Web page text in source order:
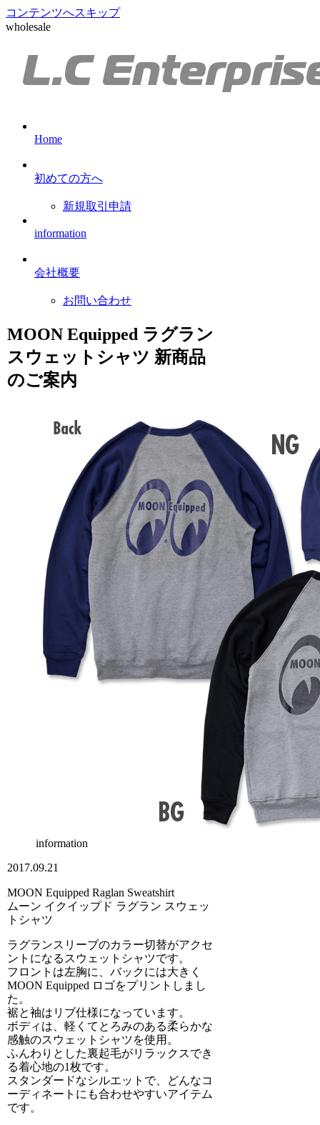
コンテンツへスキップ
wholesale
Home
初めての方へ
新規取引申請
information
会社概要
お問い合わせ
MOON Equipped ラグラン
スウェットシャツ 新商品
のご案内
information
2017.09.21
MOON Equipped Raglan Sweatshirt
ムーン イクイップド ラグラン スウェッ
トシャツ
ラグランスリーブのカラー切替がアクセ
ントになるスウェットシャツです。
フロントは左胸に、バックには大きく
MOON Equipped ロゴをプリントしまし
た。
裾と袖はリブ仕様になっています。
ボディは、軽くてとろみのある柔らかな
感触のスウェットシャツを使用。
ふんわりとした裏起毛がリラックスでき
る着心地の1枚です。
スタンダードなシルエットで、どんなコ
ーディネートにも合わせやすいアイテム
です。